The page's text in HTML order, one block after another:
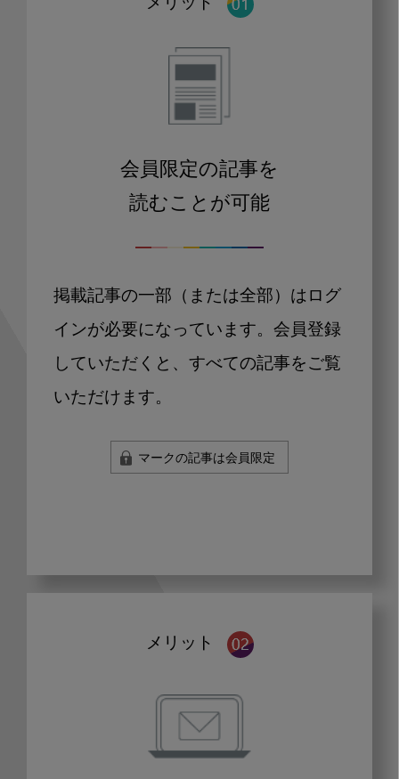
メリット
会員限定の記事を
読むことが可能
掲載記事の一部（または全部）はログ
インが必要になっています。会員登録
していただくと、すべての記事をご覧
いただけます。
マークの記事は会員限定
メリット